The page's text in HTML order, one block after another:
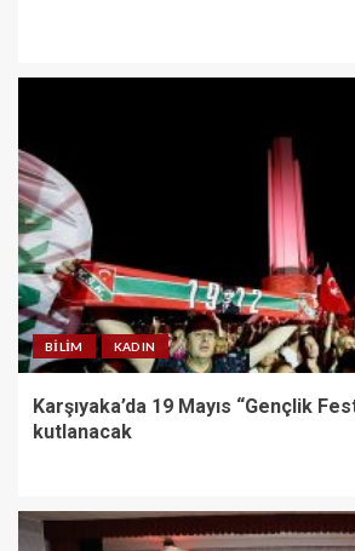
BILIM KADIN
Karşıyaka’da 19 Mayıs “Gençlik
kutlanacak